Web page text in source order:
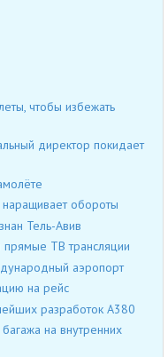
чтобы избежать
директор покидает
наращивает обороты
Тель-Авив
прямые ТВ трансляции
аэропорт
на рейс
разработок A380
на внутренних